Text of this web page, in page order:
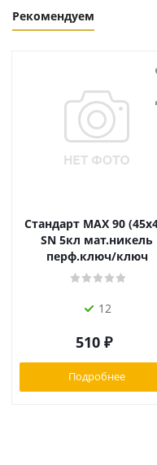
Рекомендуем
Стандарт MAX 90
SN 5кл мат.никель
перф.ключ/ключ
12
510 ₽
Подробнее